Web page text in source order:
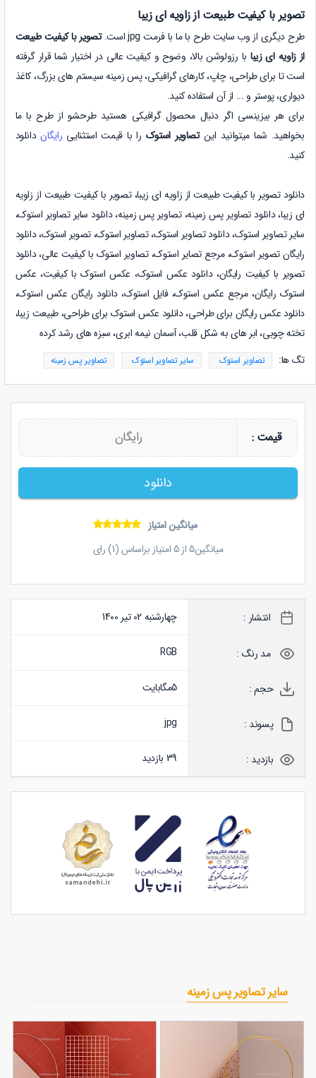
تصویر با کیفیت طبیعت از زاویه ای زیبا
طرح دیگری از وب سایت طرح با ما با فرمت jpg است.
تصویر با کیفیت طبیعت
از زاویه ای زیبا با رزولوشن بالا، وضوح و کیفیت عالی در اختیار شما قرار گرفته
است تا برای طراحی، چاپ، کارهای گرافیکی، پس زمینه سیستم های بزرگ، کاغذ
دیواری، پوستر و ... از آن استفاده کنید.
برای هر بیزینسی اگر دنبال محصول گرافیکی هستید طرحشو از طرح با ما
بخواهید. شما میتوانید این تصاویر استوک را با قیمت استثنایی رایگان دانلود
کنید.
دانلود تصویر با کیفیت طبیعت از زاویه ای زیبا،تصویر با کیفیت طبیعت از زاویه
ای زیبا،دانلودتصاویر پس زمینه،تصاویر پس زمینه،دانلود سایر تصاویر استوک،
سایر تصاویر استوک،دانلودتصاویر استوک،تصاویر استوک، تصویر استوک، دانلود
رایگان تصویر استوک، مرجع تصایر استوک، تصاویر استوک با کیفیت عالی، دانلود
تصویر با کیفیت رایگان، دانلود عکس استوک، عکس استوک با کیفیت، عکس
استوک رایگان، مرجع عکس استوک، فایل استوک، دانلود رایگان عکس استوک،
دانلود عکس رایگان برای طراحی، دانلود عکس استوک برای طراحی، طبیعت زیبا،
تخته چوبی، ابر های به شکل قلب، آسمان نیمه ابری، سبزه های رشد کرده
تگ ها:
تصاویر استوک سایر تصاویر استوک تصاویر پس زمینه
قیمت : رایگان
دانلود
میانگین امتیاز
میانگین5از5امتیاز براساس (1) رای
انتشار : چهارشنبه 02 تیر 1400
مد رنگ : RGB
حجم : 5مگابایت
پسوند : jpg
بازدید : 39 بازدید
سایر تصاویر پس زمینه